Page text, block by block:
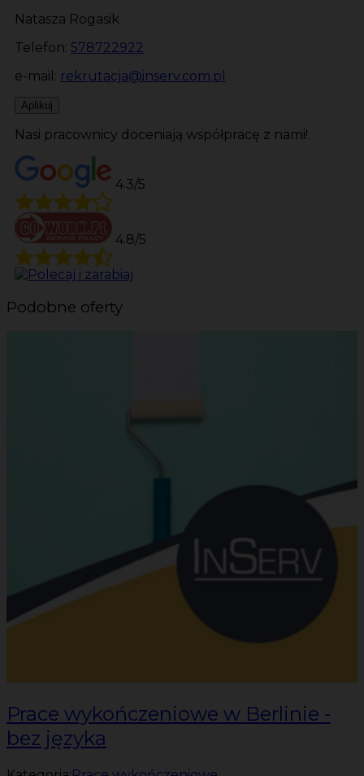
Natasza Rogasik
Telefon: 578722922
e-mail: rekrutacja@inserv.com.pl
Aplikuj
Nasi pracownicy doceniają współpracę z nami!
4.3/5
4.8/5
Podobne oferty
Prace wykończeniowe w Berlinie -
bez języka